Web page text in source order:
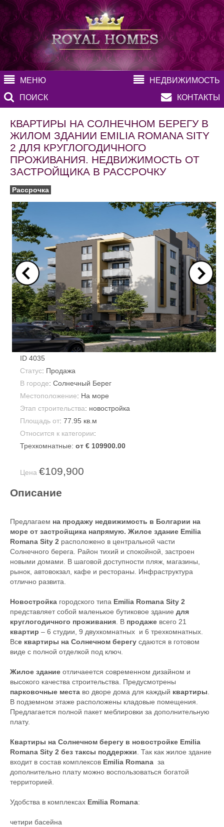
МЕНЮ
НЕДВИЖИМОСТЬ
ПОИСК
КОНТАКТЫ
КВАРТИРЫ НА СОЛНЕЧНОМ БЕРЕГУ В
ЖИЛОМ ЗДАНИИ EMILIA ROMANA SITY
2 ДЛЯ КРУГЛОГОДИЧНОГО
ПРОЖИВАНИЯ. НЕДВИЖИМОСТЬ ОТ
ЗАСТРОЙЩИКА В РАССРОЧКУ
Рассрочка
ID 4035
Статус: Продажа
В городе: Солнечный Берег
Местоположение: На море
Этап строительства: новостройка
Площадь от: 77.95 кв.м
Относится к категории:
Трехкомнатные: от € 109900.00
Цена €109,900
Описание
Предлагаем на продажу недвижимость в Болгарии на
море от застройщика напрямую. Жилое здание Emilia
Romana Sity 2 расположено в центральной части
Солнечного берега. Район тихий и спокойной, застроен
новыми домами. В шаговой доступности пляж, магазины,
рынок, автовокзал, кафе и рестораны. Инфраструктура
отлично развита.
Новостройка городского типа Emilia Romana Sity 2
представляет собой маленькое бутиковое здание для
круглогодичного проживания. В продаже всего 21
квартир – 6 студии, 9 двухкомнатных и 6 трехкомнатных.
Все квартиры на Солнечном берегу сдаются в готовом
виде с полной отделкой под ключ.
Жилое здание отличаеется современном дизайном и
высокого качества строительства. Предусмотрены
парковочные места во дворе дома для каждый квартиры.
В подземном этаже расположены кладовые помещения.
Предлагается полной пакет меблировки за дополнительную
плату.
Квартиры на Солнечном берегу в новостройке Emilia
Romana Sity 2 без таксы поддержки. Так как жилое здание
входит в состав комплексов Emilia Romana за
дополнительно плату можно воспользоваться богатой
территорией.
Удобства в комплексах Emilia Romana:
четири басейна